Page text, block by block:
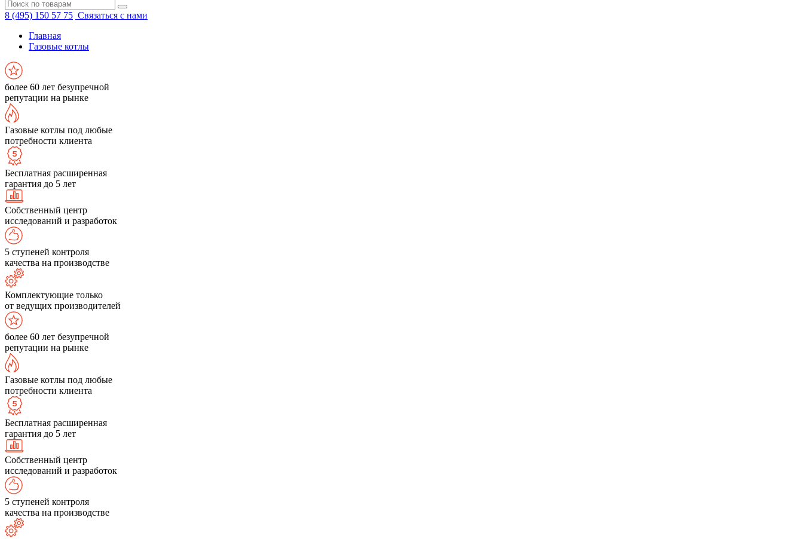
8 (495) 150 57 75 Связаться с нами
Главная
Газовые котлы
более 60 лет безупречной
репутации на рынке
Газовые котлы под любые
потребности клиента
Бесплатная расширенная
гарантия до 5 лет
Собственный центр
исследований и разработок
5 ступеней контроля
качества на производстве
Комплектующие только
от ведущих производителей
более 60 лет безупречной
репутации на рынке
Газовые котлы под любые
потребности клиента
Бесплатная расширенная
гарантия до 5 лет
Собственный центр
исследований и разработок
5 ступеней контроля
качества на производстве